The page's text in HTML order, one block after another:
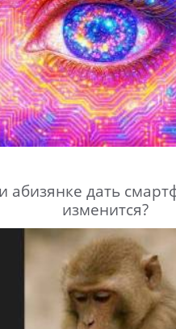
абизянке дать
изменится?